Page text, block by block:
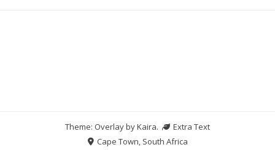
Theme: Overlay byKaira.
Extra Text
Cape Town, South Africa